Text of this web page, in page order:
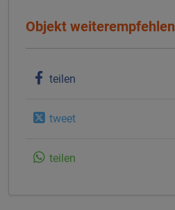
Objekt weiterempfehlen
teilen
tweet
teilen